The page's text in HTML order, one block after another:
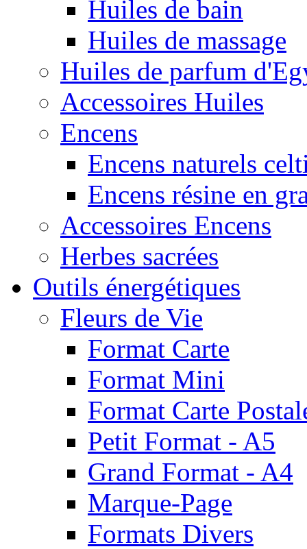
Huiles de bain
Huiles de massage
Huiles de parfum
Accessoires Huiles
Encens
Encens naturels
Encens résine en
Accessoires Encens
Herbes sacrées
Outils énergétiques
Fleurs de Vie
Format Carte
Format Mini
Format Carte
Petit Format - A5
Grand Format - A4
Marque-Page
Formats Divers